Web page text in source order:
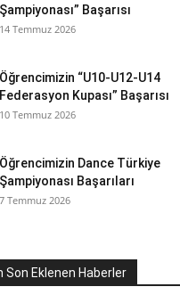
Şampiyonası” Başarısı
14 Temmuz 2026
Öğrencimizin “U10-U12-U14
Federasyon Kupası” Başarısı
10 Temmuz 2026
Öğrencimizin Dance Türkiye
Şampiyonası Başarıları
7 Temmuz 2026
Son Eklenen Haberler